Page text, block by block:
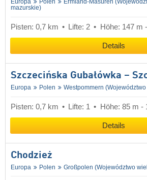
Europa Polen
Ermland-Masuren
mazurskie)
Pisten: 0,7 km Lifte: 2 Höhe: 147 m
Details
Szczecińska Gubałówka –
Europa Polen Westpommern
Pisten: 0,7 km Lifte: 1 Höhe: 85 m -
Details
Chodzież
Europa Polen Großpolen (Województwo